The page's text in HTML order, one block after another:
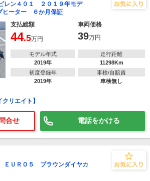
レン４０１ ２０１９年モデ
ヒーター ６か月保証
支払総額
車両価格
44.5万円 39万円
モデル年式
2019年
走行距離
11298Km
初度登録年
2019年
車検/自賠責
車検無し
リエイト】
合せ 電話をかける
ＥＵＲＯ５ ブラウンダイヤカ